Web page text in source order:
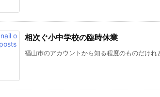
相次ぐ小中学校の臨時休業
福山市のアカウントから知る程度のものだけ